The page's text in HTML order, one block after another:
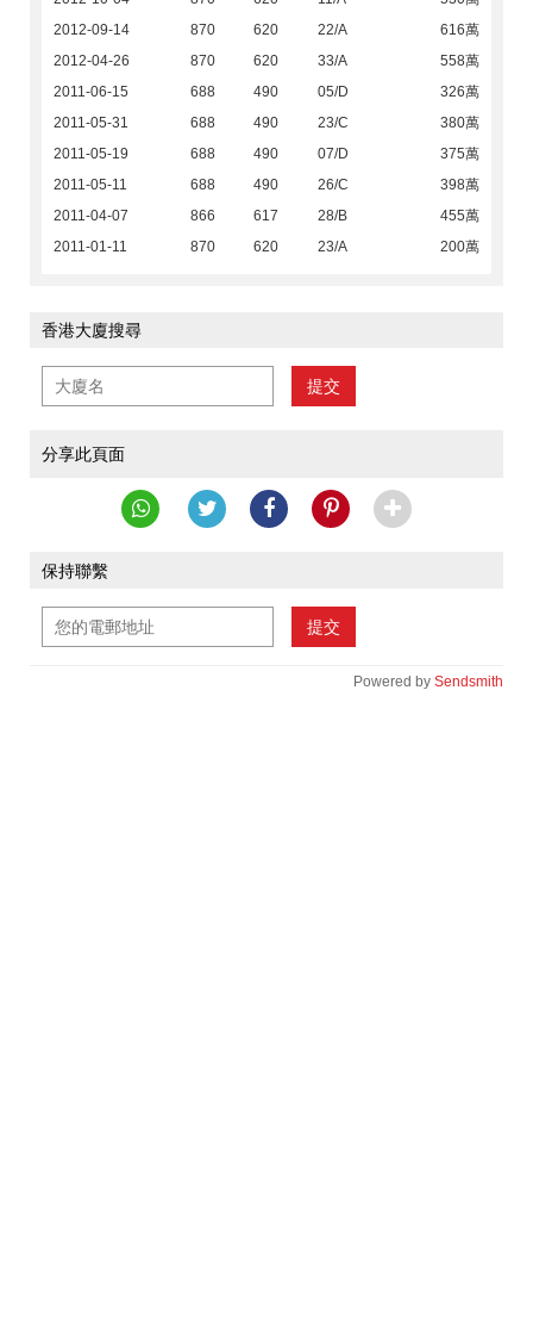
2012-09-14
870 620 22/A
616萬
2012-04-26
870 620 33/A
558萬
2011-06-15
688 490 05/D
326萬
2011-05-31
688 490 23/C
380萬
2011-05-19
688 490 07/D
375萬
2011-05-11
688 490 26/C
398萬
2011-04-07
866 617 28/B
455萬
2011-01-11
870 620 23/A 200萬
香港大廈搜尋
提交
分享此頁面
保持聯繫
提交
Powered by Sendsmith